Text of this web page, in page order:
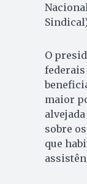
O
federais
maior
sobre
que